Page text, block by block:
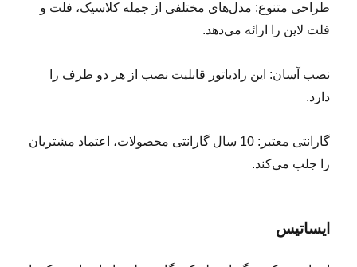
طراحی متنوع: مدل‌های مختلفی از جمله کلاسیک، فلت و
فلت لاین را ارائه می‌دهد.
نصب آسان: این رادیاتور قابلیت نصب از هر دو طرف را
دارد.
گارانتی معتبر: 10 سال گارانتی محصولات، اعتماد مشتریان
را جلب می‌کند.
ایساتیس